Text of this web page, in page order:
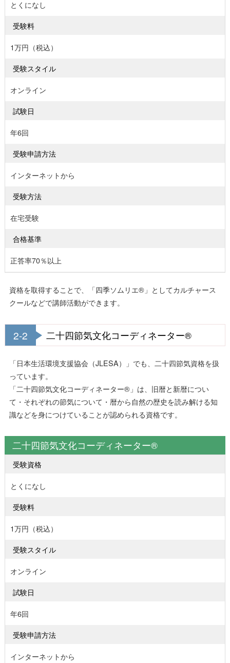
とくになし
受験料
1万円（税込）
受験スタイル
オンライン
試験日
年6回
受験申請方法
インターネットから
受験方法
在宅受験
合格基準
正答率70％以上
資格を取得することで、「四季ソムリエ®」としてカルチャース
クールなどで講師活動ができます。
2-2 二十四節気文化コーディネーター®
「日本生活環境支援協会（JLESA）」でも、二十四節気資格を扱
っています。
「二十四節気文化コーディネーター®」は、旧暦と新暦につい
て・それぞれの節気について・暦から自然の歴史を読み解ける知
識などを身につけていることが認められる資格です。
二十四節気文化コーディネーター®
受験資格
とくになし
受験料
1万円（税込）
受験スタイル
オンライン
試験日
年6回
受験申請方法
インターネットから